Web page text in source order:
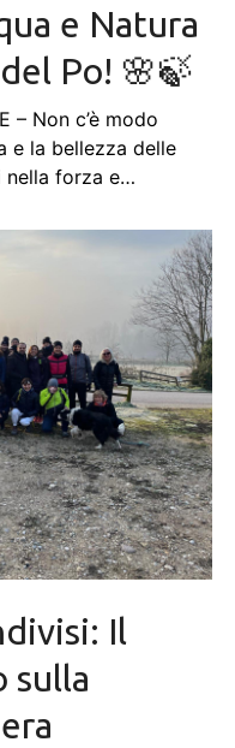
e Natura
Po! 🌸🍃
– Non c’è modo
e la bellezza delle
nella forza e…
Il
sulla